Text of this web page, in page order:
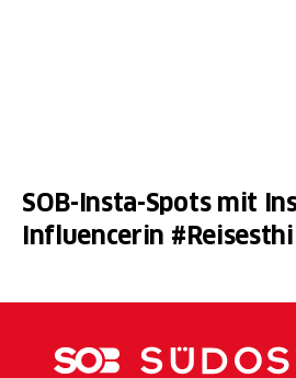
SOB-Insta-Spots mit
Influencerin #Reisesthi